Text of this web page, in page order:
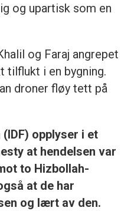
og upartisk som en
og Faraj angrepet
tilflukt i en bygning.
droner fløy tett på
opplyser i et
at hendelsen var
to Hizbollah-
at de har
og lært av den.